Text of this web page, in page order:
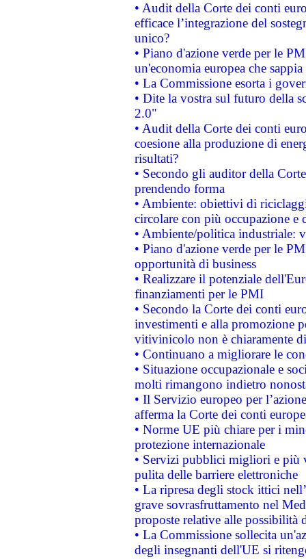
• Audit della Corte dei conti
efficace l’integrazione del
unico?
• Piano d'azione verde per le
un'economia europea che
• La Commissione esorta i
• Dite la vostra sul futuro della
2.0"
• Audit della Corte dei conti
coesione alla produzione di
risultati?
• Secondo gli auditor della
prendendo forma
• Ambiente: obiettivi di
circolare con più occupazione e
• Ambiente/politica industriale:
• Piano d'azione verde per le
opportunità di business
• Realizzare il potenziale
finanziamenti per le PMI
• Secondo la Corte dei conti
investimenti e alla promozione
vitivinicolo non è chiaramente
• Continuano a migliorare le
• Situazione occupazionale e
molti rimangono indietro
• Il Servizio europeo per
afferma la Corte dei conti
• Norme UE più chiare per i
protezione internazionale
• Servizi pubblici migliori e più
pulita delle barriere elettroniche
• La ripresa degli stock ittici
grave sovrasfruttamento nel
proposte relative alle possibilità
• La Commissione sollecita
degli insegnanti dell'UE si